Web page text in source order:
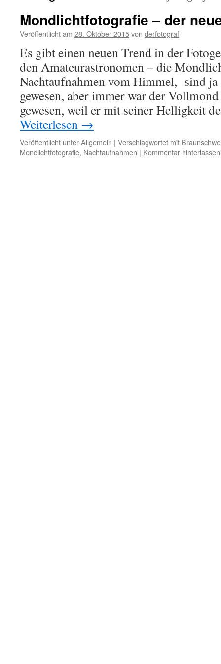
Mondlichtfotografie – der
Veröffentlicht am 28. Oktober 2015von derfotograf
Es gibt einen neuen Trend in der
den Amateurastronomen – die
Nachtaufnahmen vom Himmel, sind
gewesen, aber immer war der
gewesen, weil er mit seiner Helligkeit
Weiterlesen →
Veröffentlicht unterAllgemein | Verschlagwortet mit
Mondlichtfotografie, Nachtaufnahmen | Kommentar hinterlassen